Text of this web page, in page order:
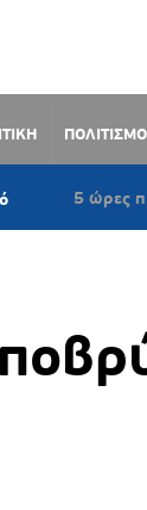
πριν